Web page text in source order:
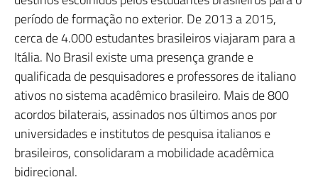
período de formação no exterior. De 2013 a 2015,
cerca de 4.000 estudantes brasileiros viajaram para a
Itália. No Brasil existe uma presença grande e
qualificada de pesquisadores e professores de italiano
ativos no sistema acadêmico brasileiro. Mais de 800
acordos bilaterais, assinados nos últimos anos por
universidades e institutos de pesquisa italianos e
brasileiros, consolidaram a mobilidade acadêmica
bidirecional.